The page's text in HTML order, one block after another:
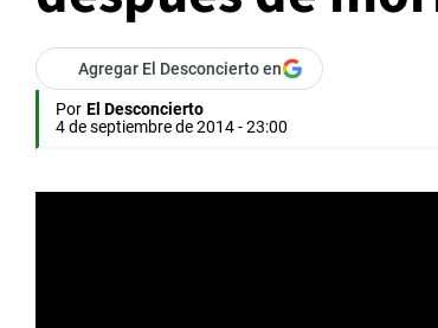
Agregar El Desconcierto en
Por El Desconcierto
4 de septiembre de 2014 - 23:00